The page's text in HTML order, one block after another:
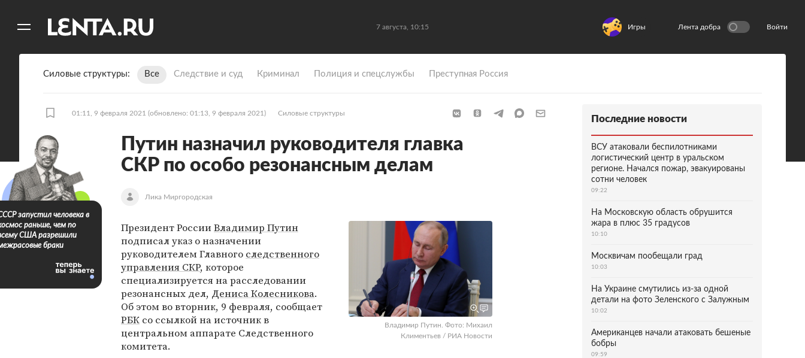
7 августа, 10:15 Игры Лента добра Войти
Силовые структуры Все Следствие и суд Криминал Полиция и спецслужбы Преступная Россия
01:11, 9 февраля 2021 (обновлено: 01:13, 9 февраля 2021) Силовые структуры
Путин назначил руководителя главка
СКР по особо резонансным делам
Лика Миргородская
Владимир Путин. Фото: Михаил
Климентьев / РИА Новости
Президент РоссииВладимир Путин
подписал указ о назначении
руководителем Главного следственного
управления СКР, которое
специализируется на расследовании
резонансных дел, Дениса Колесникова.
Об этом во вторник, 9 февраля, сообщает
РБК со ссылкой на источник в
центральном аппарате Следственного
комитета.
запустил человека в
раньше, чем по
США разрешили
браки
Последние новости
ВСУ атаковали беспилотниками
логистический центр в уральском
регионе. Начался пожар, эвакуированы
сотни человек
09:22
На Московскую область обрушится
жара в плюс 35 градусов
10:10
Москвичам пообещали град
10:03
На Украине смутились из-за одной
детали на фото Зеленского с Залужным
10:02
Американцев начали атаковать бешеные
бобры
09:59